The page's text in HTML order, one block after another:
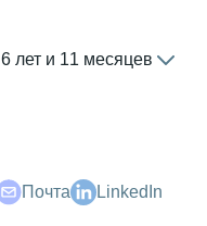
6 лет и 11 месяцев
Почта LinkedIn